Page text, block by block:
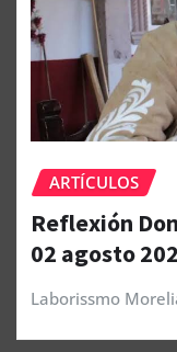
ARTÍCULOS
Reflexión
02 agosto
Laborissmo